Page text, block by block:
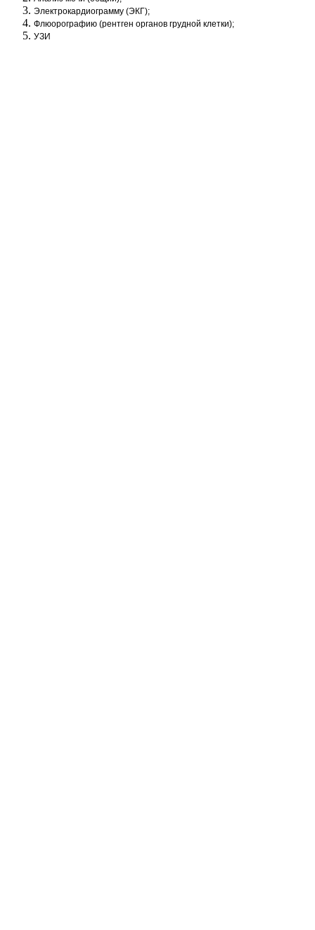
Электрокардиограмму (ЭКГ);
Флюорографию (рентген органов грудной клетки);
УЗИ